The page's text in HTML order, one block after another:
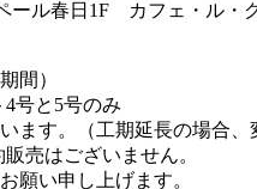
ール春日1F カフェ・ル・
間）
号と5号のみ
ます。（工期延長の場合、
売はございません。
願い申し上げます。